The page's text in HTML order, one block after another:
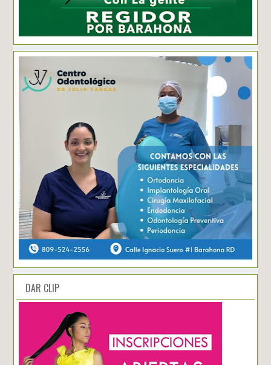
DAR CLIP